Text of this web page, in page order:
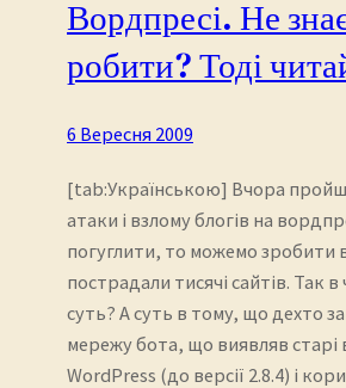
Вордпресі. Не
робити? Тоді
6 Вересня 2009
[tab:Українською] Вчора
атаки і взлому блогів на
погуглити, то можемо зробити
пострадали тисячі сайтів. Так в
суть? А суть в тому, що дехто
мережу бота, що виявляв старі
WordPress (до версії 2.8.4) і